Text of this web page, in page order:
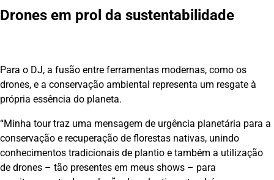
Drones em prol da sustentabilidade
Para o DJ, a fusão entre ferramentas modernas, como os
drones, e a conservação ambiental representa um resgate à
própria essência do planeta.
“Minha tour traz uma mensagem de urgência planetária para a
conservação e recuperação de florestas nativas, unindo
conhecimentos tradicionais de plantio e também a utilização
de drones – tão presentes em meus shows – para